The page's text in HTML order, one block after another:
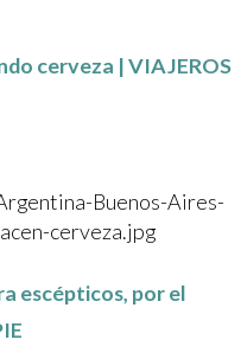
cerveza | VIAJEROS
Buenos-Aires-
cerveza.jpg
escépticos, por el